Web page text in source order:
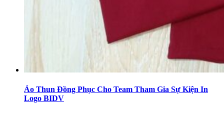
Áo Thun Đồng Phục Cho Team Tham Gia Sự Kiện In
Logo BIDV